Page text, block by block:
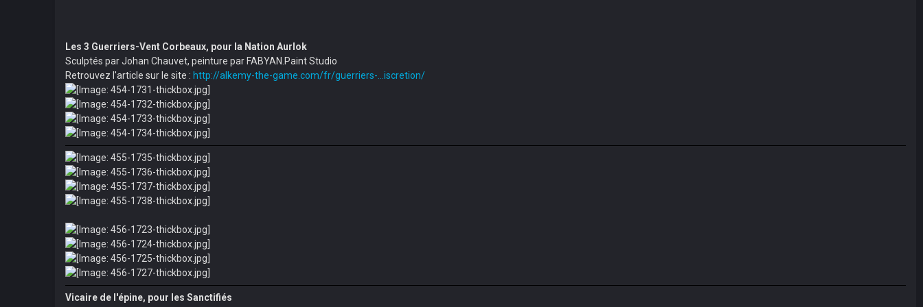
Les 3 Guerriers-Vent Corbeaux, pour la Nation Aurlok
Sculptés par Johan Chauvet, peinture par FABYAN.Paint Studio
Retrouvez l'article sur le site : http://alkemy-the-game.com/fr/guerriers-...iscretion/
Vicaire de l'épine, pour les Sanctifiés